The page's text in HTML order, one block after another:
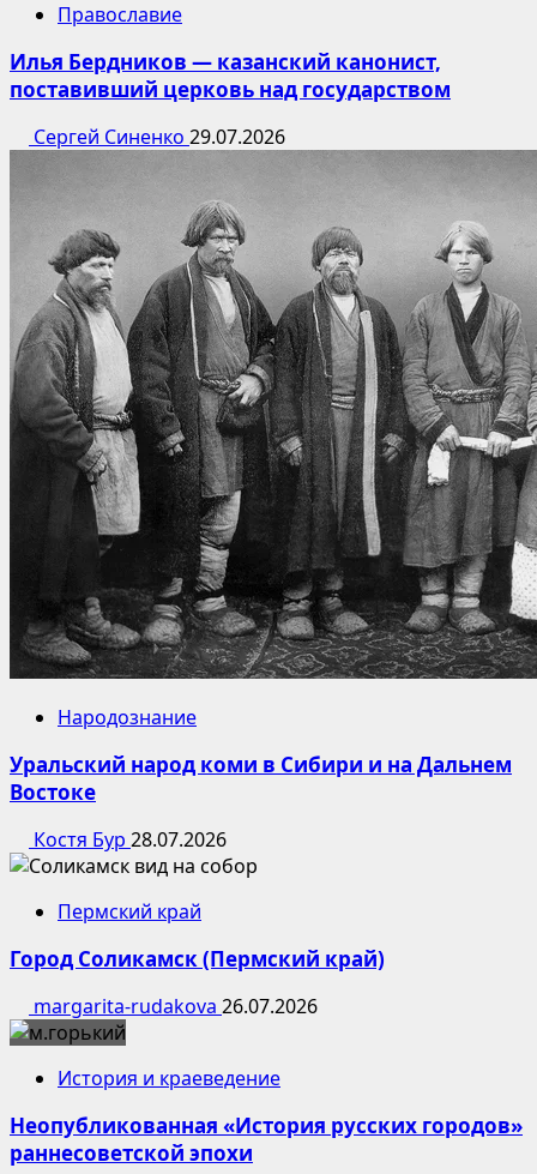
Православие
Илья Бердников — казанский канонист,
поставивший церковь над государством
Сергей Синенко 29.07.2026
Народознание
Уральский народ коми в Сибири и на Дальнем
Востоке
Костя Бур 28.07.2026
Пермский край
Город Соликамск (Пермский край)
margarita-rudakova 26.07.2026
История и краеведение
Неопубликованная «История русских городов»
раннесоветской эпохи